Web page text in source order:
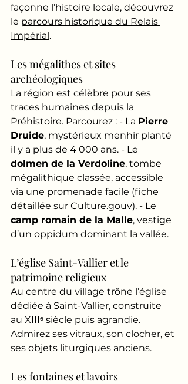
façonne l’histoire locale, découvrez
le parcours historique du Relais
Impérial.
Les mégalithes et sites
archéologiques
La région est célèbre pour ses
traces humaines depuis la
Préhistoire. Parcourez : - La Pierre
Druide, mystérieux menhir planté
il y a plus de 4 000 ans. - Le
dolmen de la Verdoline, tombe
mégalithique classée, accessible
via une promenade facile (fiche
détaillée sur Culture.gouv). - Le
camp romain de la Malle, vestige
d’un oppidum dominant la vallée.
L’église Saint-Vallier et le
patrimoine religieux
Au centre du village trône l’église
dédiée à Saint-Vallier, construite
au XIIIᵉ siècle puis agrandie.
Admirez ses vitraux, son clocher, et
ses objets liturgiques anciens.
Les fontaines et lavoirs